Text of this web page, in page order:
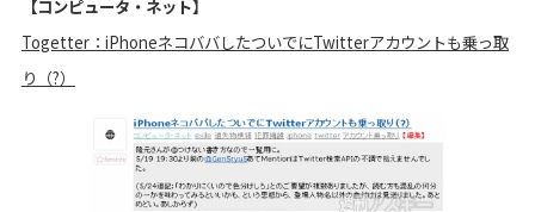
【コンピュータ・ネット】
Togetter：iPhoneネコババしたついでにTwitterアカウントも乗っ取
り（?）